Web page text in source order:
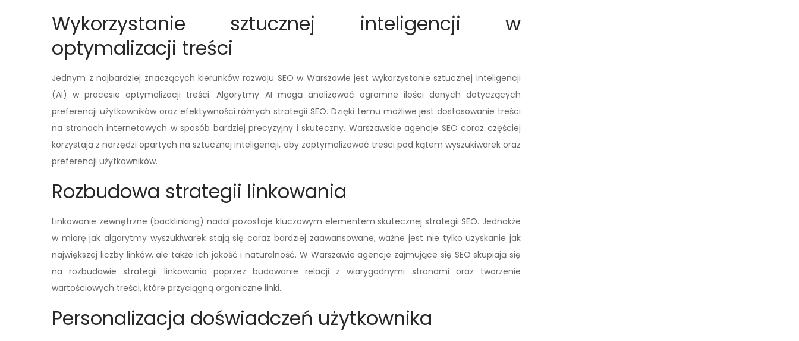
Wykorzystanie sztucznej inteligencji w
optymalizacji treści
Jednym z najbardziej znaczących kierunków rozwoju SEO w Warszawie jest wykorzystanie sztucznej inteligencji
(AI) w procesie optymalizacji treści. Algorytmy AI mogą analizować ogromne ilości danych dotyczących
preferencji użytkowników oraz efektywności różnych strategii SEO. Dzięki temu możliwe jest dostosowanie treści
na stronach internetowych w sposób bardziej precyzyjny i skuteczny. Warszawskie agencje SEO coraz częściej
korzystają z narzędzi opartych na sztucznej inteligencji, aby zoptymalizować treści pod kątem wyszukiwarek oraz
preferencji użytkowników.
Rozbudowa strategii linkowania
Linkowanie zewnętrzne (backlinking) nadal pozostaje kluczowym elementem skutecznej strategii SEO. Jednakże
w miarę jak algorytmy wyszukiwarek stają się coraz bardziej zaawansowane, ważne jest nie tylko uzyskanie jak
największej liczby linków, ale także ich jakość i naturalność. W Warszawie agencje zajmujące się SEO skupiają się
na rozbudowie strategii linkowania poprzez budowanie relacji z wiarygodnymi stronami oraz tworzenie
wartościowych treści, które przyciągną organiczne linki.
Personalizacja doświadczeń użytkownika